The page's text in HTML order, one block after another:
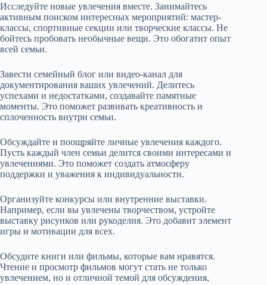
Исследуйте новые увлечения вместе. Занимайтесь
активным поиском интересных мероприятий: мастер-
классы, спортивные секции или творческие классы. Не
бойтесь пробовать необычные вещи. Это обогатит опыт
всей семьи.
Завести семейный блог или видео-канал для
документирования ваших увлечений. Делитесь
успехами и недостатками, создавайте памятные
моменты. Это поможет развивать креативность и
сплоченность внутри семьи.
Обсуждайте и поощряйте личные увлечения каждого.
Пусть каждый член семьи делится своими интересами и
увлечениями. Это поможет создать атмосферу
поддержки и уважения к индивидуальности.
Организуйте конкурсы или внутренние выставки.
Например, если вы увлечены творчеством, устройте
выставку рисунков или рукоделия. Это добавит элемент
игры и мотивации для всех.
Обсудите книги или фильмы, которые вам нравятся.
Чтение и просмотр фильмов могут стать не только
увлечением, но и отличной темой для обсуждения,